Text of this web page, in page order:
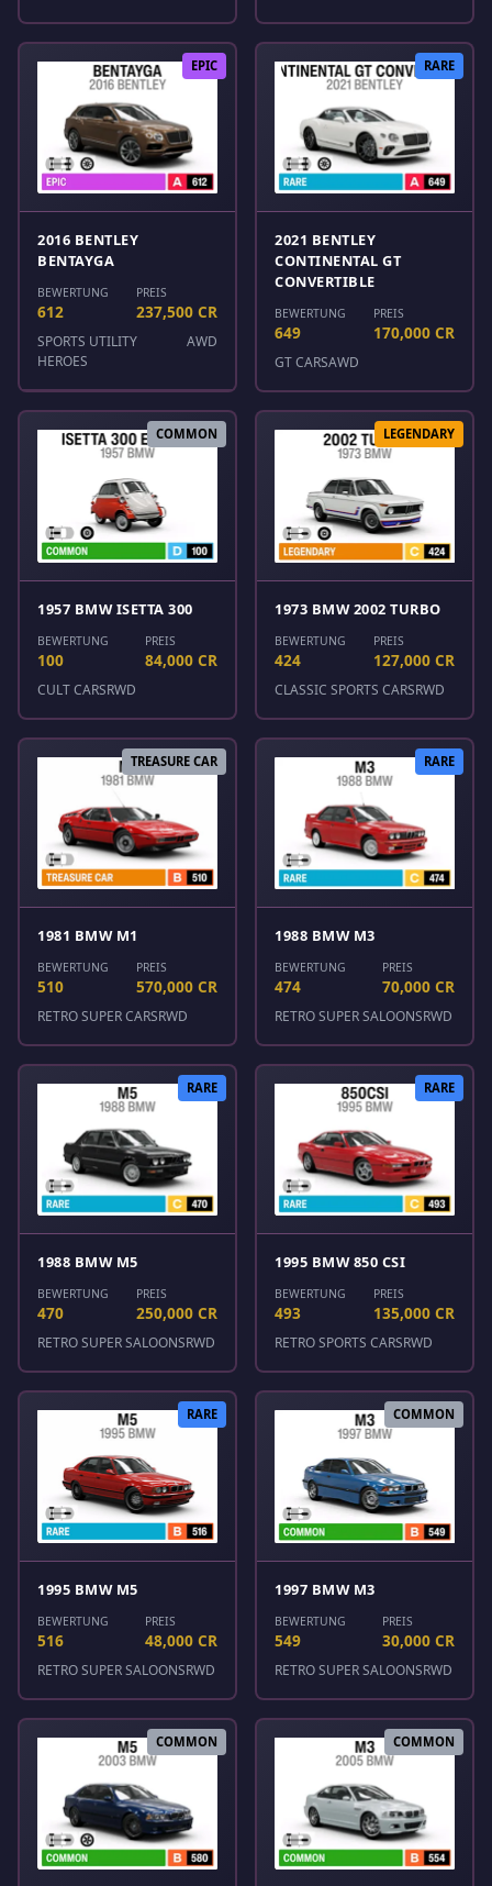
EPIC
2016 BENTLEY
BENTAYGA
BEWERTUNG
612
PREIS
237,500 CR
SPORTS UTILITY
HEROES
AWD
RARE
2021 BENTLEY
CONTINENTAL GT
CONVERTIBLE
BEWERTUNG
649
PREIS
170,000 CR
GT CARSAWD
COMMON
1957 BMW ISETTA 300
BEWERTUNG
100
PREIS
84,000 CR
CULT CARSRWD
LEGENDARY
1973 BMW 2002 TURBO
BEWERTUNG
424
PREIS
127,000 CR
CLASSIC SPORTS CARSRWD
TREASURE CAR
1981 BMW M1
BEWERTUNG
510
PREIS
570,000 CR
RETRO SUPER CARSRWD
RARE
1988 BMW M3
BEWERTUNG
474
PREIS
70,000 CR
RETRO SUPER SALOONSRWD
RARE
1988 BMW M5
BEWERTUNG
470
PREIS
250,000 CR
RETRO SUPER SALOONSRWD
RARE
1995 BMW 850 CSI
BEWERTUNG
493
PREIS
135,000 CR
RETRO SPORTS CARSRWD
RARE
1995 BMW M5
BEWERTUNG
516
PREIS
48,000 CR
RETRO SUPER SALOONSRWD
COMMON
1997 BMW M3
BEWERTUNG
549
PREIS
30,000 CR
RETRO SUPER SALOONSRWD
COMMON COMMON